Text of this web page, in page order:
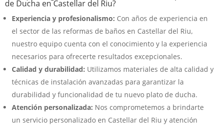
de Ducha en Castellar del Riu?
Experiencia y profesionalismo: Con años de experiencia en
el sector de las reformas de baños en Castellar del Riu,
nuestro equipo cuenta con el conocimiento y la experiencia
necesarios para ofrecerte resultados excepcionales.
Calidad y durabilidad: Utilizamos materiales de alta calidad y
técnicas de instalación avanzadas para garantizar la
durabilidad y funcionalidad de tu nuevo plato de ducha.
Atención personalizada: Nos comprometemos a brindarte
un servicio personalizado en Castellar del Riu y atención